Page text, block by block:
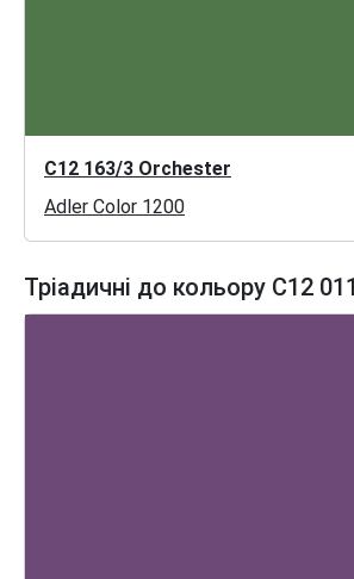
C12 163/3 Orchester
Adler Color 1200
Тріадичні до кольору C12